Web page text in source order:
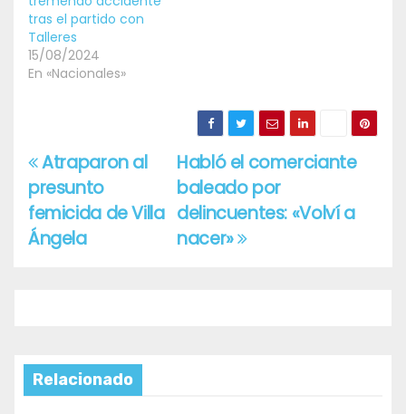
tras el partido con
Talleres
15/08/2024
En «Nacionales»
Navegación
de
entradas
Habló el comerciante
baleado por
delincuentes: «Volví a
nacer»
Atraparon al
presunto
femicida de Villa
Ángela
Relacionado